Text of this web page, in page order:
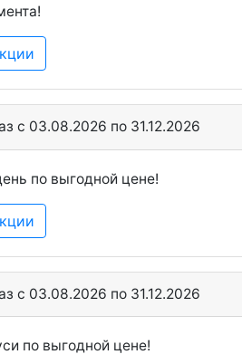
c 03.08.2026 по 31.12.2026
по выгодной цене!
c 03.08.2026 по 31.12.2026
по выгодной цене!